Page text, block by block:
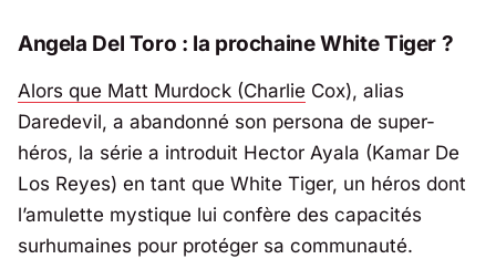
Angela Del Toro : la prochaine White Tiger ?
Alors que Matt Murdock (Charlie Cox), alias
Daredevil, a abandonné son persona de super-
héros, la série a introduit Hector Ayala (Kamar De
Los Reyes) en tant que White Tiger, un héros dont
l’amulette mystique lui confère des capacités
surhumaines pour protéger sa communauté.